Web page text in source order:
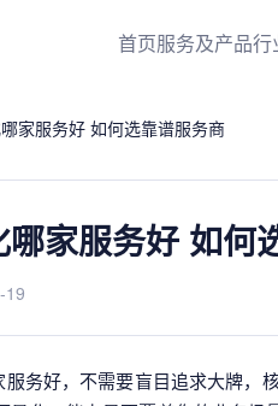
首页服务及产品行
家服务好 如何选靠谱服务商
家服务好 如何
19
务好，不需要盲目追求大牌，